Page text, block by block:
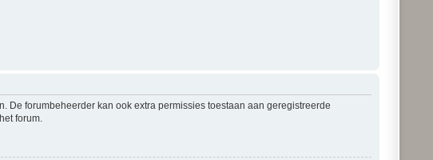
De forumbeheerder kan ook extra permissies toestaan aan geregistreerde
forum.